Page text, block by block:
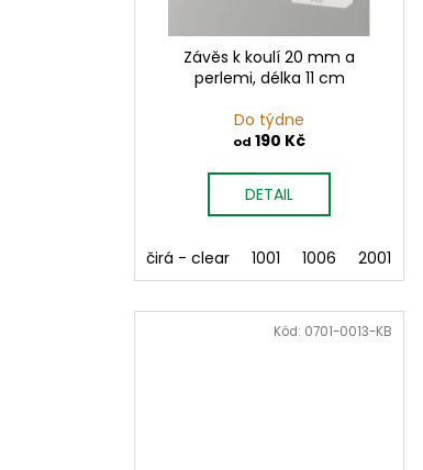
Závěs k koulí 20 mm a
perlemi, délka 11 cm
Do týdne
od 190 Kč
DETAIL
čirá - clear 1001 1006 2001
Kód: 0701-0013-KB